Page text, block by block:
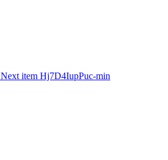
Next item Hj7D4IupPuc-min